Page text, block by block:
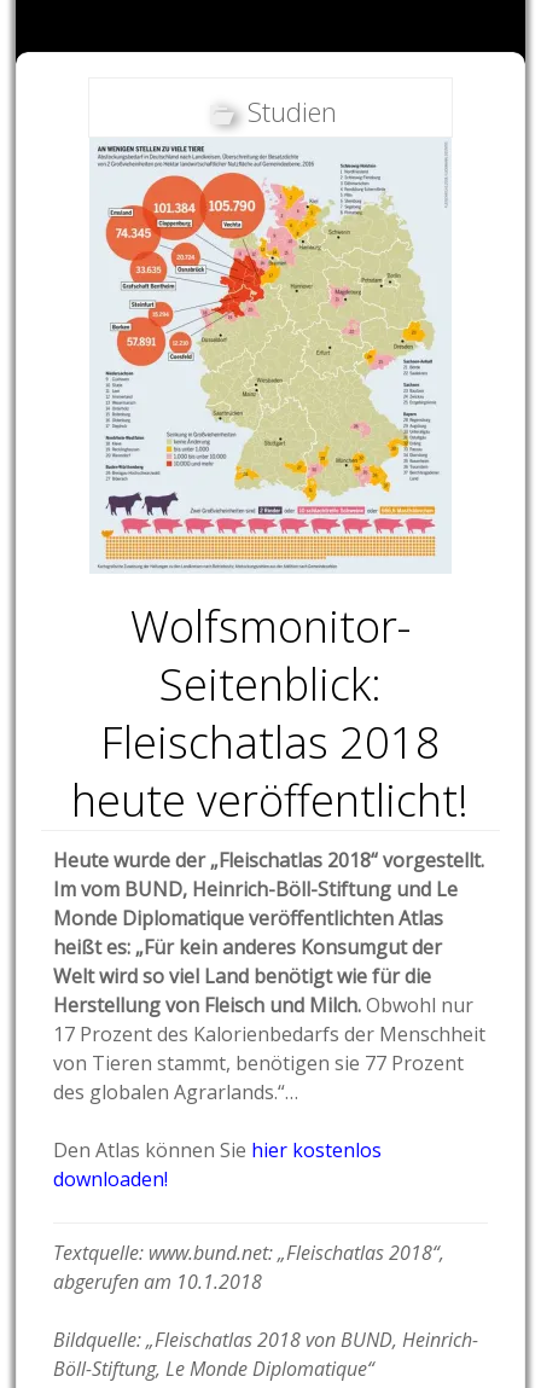
Studien
Wolfsmonitor-
Seitenblick:
Fleischatlas 2018
heute veröffentlicht!
Heute wurde der „Fleischatlas 2018“ vorgestellt.
Im vom BUND, Heinrich-Böll-Stiftung und Le
Monde Diplomatique veröffentlichten Atlas
heißt es: „Für kein anderes Konsumgut der
Welt wird so viel Land benötigt wie für die
Herstellung von Fleisch und Milch. Obwohl nur
17 Prozent des Kalorienbedarfs der Menschheit
von Tieren stammt, benötigen sie 77 Prozent
des globalen Agrarlands.“…
Den Atlas können Sie hier kostenlos
downloaden!
Textquelle: www.bund.net: „Fleischatlas 2018“,
abgerufen am 10.1.2018
Bildquelle:„Fleischatlas 2018 von BUND, Heinrich-
Böll-Stiftung, Le Monde Diplomatique“